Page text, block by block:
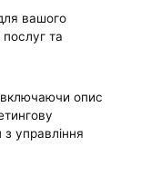
вашого
та
опис
з управління